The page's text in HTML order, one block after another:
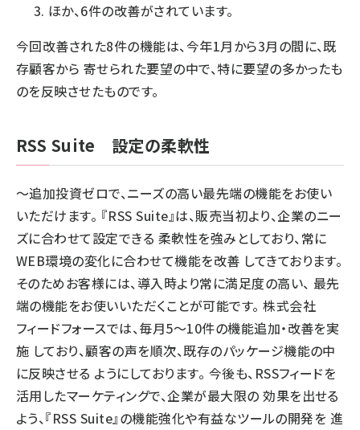
ほか、6件の改善がされています。
今回改善された8件の機能は、今年1月から3月の間に、既
存顧客から 寄せられた要望の中で、特に要望の多かったも
のを反映させたものです。
RSS Suite 設定の柔軟性
～追加投資ゼロで、ニーズの高い最先端の機能をお使い
いただけます。 『RSS Suite』は、販売当初より、企業のニー
ズに合わせて設定できる 柔軟性を強みとしており、常に
WEB環境の変化に合わせて機能を改善 してきております。
そのためお客様には、導入時より常に満足度の高い、 最先
端の機能をお使いいただくことが可能です。 株式会社
フィードフォースでは、毎月5～10件の機能追加・改善を実
施 しており、顧客の声を順次、既存のパッケージ機能の中
に反映させる ようにしております。 今後も、RSSフィードを
活用したマーケティングで、企業が最大限の 効果を出せる
よう、『RSS Suite』の機能強化や有益なツールの開発を 進